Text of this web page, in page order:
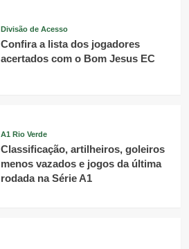
Divisão de Acesso
Confira a lista dos jogadores
acertados com o Bom Jesus EC
A1 Rio Verde
Classificação, artilheiros, goleiros
menos vazados e jogos da última
rodada na Série A1